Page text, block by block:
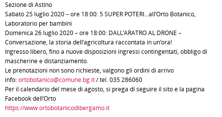
Sezione di Astino
Sabato 25 luglio 2020 – ore 18:00: 5 SUPER POTERI...all’Orto Botanico,
Laboratorio per bambini
Domenica 26 luglio 2020 – ore 18:00: DALL’ARATRO AL DRONE –
Conversazione, la storia dell’agricoltura raccontata in un’ora!
Ingresso libero, fino a nuove disposizioni ingressi contingentati, obbligo di
mascherine e distanziamento.
Le prenotazioni non sono richieste, valgono gli ordini di arrivo
info:ortobotanico@comune.bg.it/ tel. 035 286060
Per il calendario del mese di agosto, si prega di seguire il sito e la pagina
Facebook dell’Orto
https://www.ortobotanicodibergamo.it